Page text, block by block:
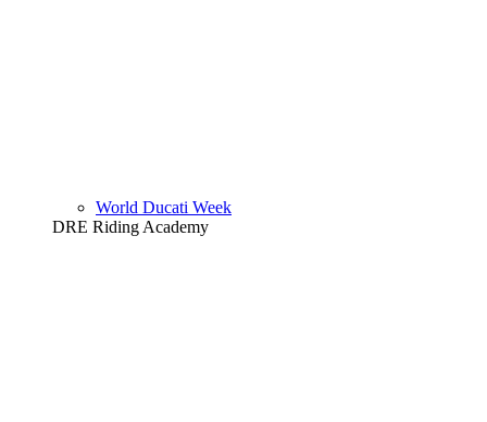
World Ducati Week
DRE Riding Academy